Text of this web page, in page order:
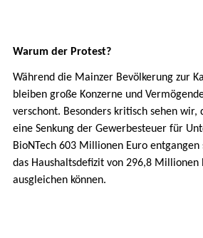
Warum der Protest?
Während die Mainzer Bevölkerung zur
bleiben große Konzerne und
verschont. Besonders kritisch sehen wir,
eine Senkung der Gewerbesteuer für
BioNTech 603 Millionen Euro
das Haushaltsdefizit von 296,8
ausgleichen können.